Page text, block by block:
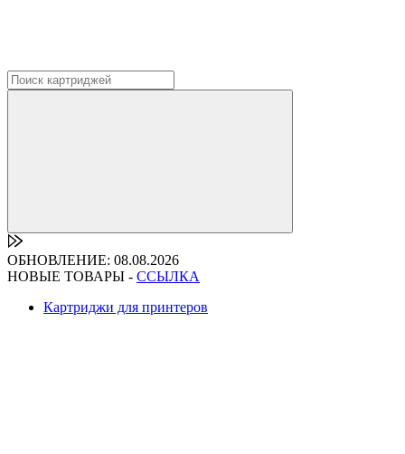
ОБНОВЛЕНИЕ: 08.08.2026
НОВЫЕ ТОВАРЫ - ССЫЛКА
Картриджи для принтеров